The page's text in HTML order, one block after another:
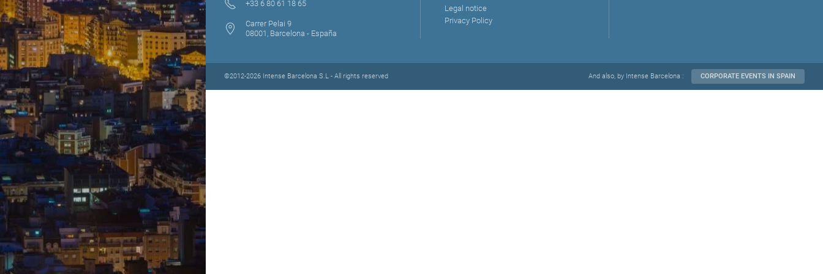
+33 6 80 61 18 65
Carrer Pelai 9
08001, Barcelona - España
Legal notice
Privacy Policy
©2012-2026 Intense Barcelona S.L - All rights reserved And also, by Intense Barcelona : CORPORATE EVENTS IN SPAIN